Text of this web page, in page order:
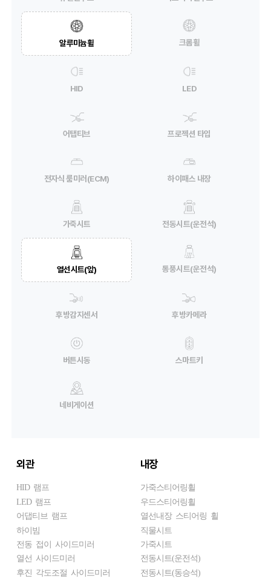
알루미늄휠 크롬휠
HID LED
어탭티브 프로젝션 타입
전자식 룸미러(ECM) 하이패스 내장
가죽시트 전동시트(운전석)
열선시트(앞) 통풍시트(운전석)
후방감지센서 후방카메라
버튼시동 스마트키
네비게이션
외관
HID 램프
LED 램프
어댑티브 램프
하이빔
전동 접이 사이드미러
열선 사이드미러
후진 각도조절 사이드미러
내장
가죽스티어링휠
우드스티어링휠
열선내장 스티어링 휠
직물시트
가죽시트
전동시트(운전석)
전동시트(동승석)